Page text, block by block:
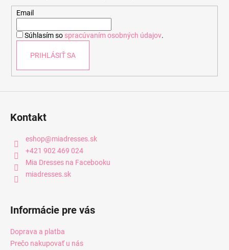
Email
Súhlasím so spracúvaním osobných údajov.
PRIHLÁSIŤ SA
Kontakt
eshop@miadresses.sk
+421 902 469 024
Mia Dresses na Facebooku
miadresses.sk
Informácie pre vás
Doprava a platba
Prečo nakupovať u nás